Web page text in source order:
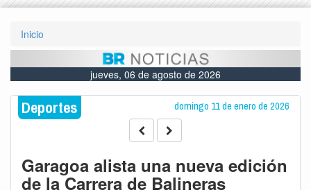
Inicio
jueves, 06 de agosto de 2026
Deportes domingo 11 de enero de 2026
Garagoa alista una nueva edición
de la Carrera de Balineras